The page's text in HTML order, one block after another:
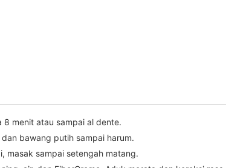
8 menit atau sampai al dente.
bawang putih sampai harum.
masak sampai setengah matang.